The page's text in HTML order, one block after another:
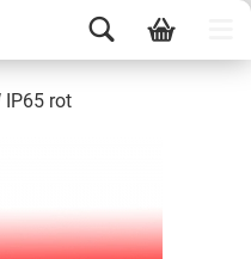
IP65 rot